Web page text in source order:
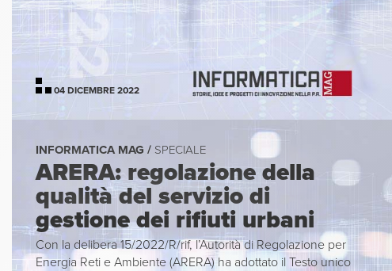
04 DICEMBRE 2022
INFORMATICA MAG / SPECIALE
ARERA: regolazione della
qualità del servizio di
gestione dei rifiuti urbani
Con la delibera 15/2022/R/rif, l’Autorità di Regolazione per
Energia Reti e Ambiente (ARERA) ha adottato il Testo unico